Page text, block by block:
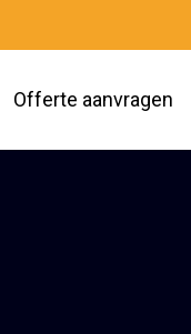
Offerte aanvragen